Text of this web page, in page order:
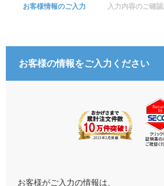
お客様情報のご入力 入力内容のご確認
お客様の情報をご入力ください
お客様がご入力の情報は、